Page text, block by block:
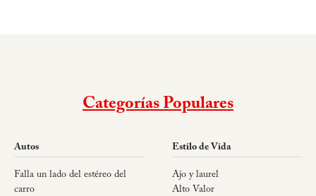
Categorías Populares
Autos
Falla un lado del estéreo del
carro
Estilo de Vida
Ajo y laurel
Alto Valor